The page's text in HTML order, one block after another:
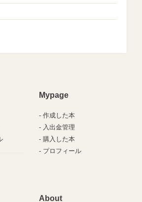
Mypage
作成した本
入出金管理
購入した本
プロフィール
About